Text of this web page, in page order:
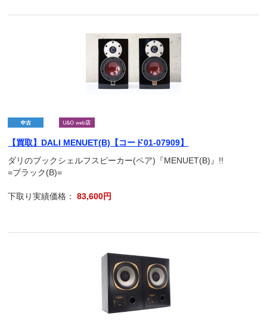
【買取】DALI MENUET(B)【コード01-07909】
ダリのブックシェルフスピーカー(ペア)『MENUET(B)』!!
=ブラック(B)=
下取り実績価格：83,600円